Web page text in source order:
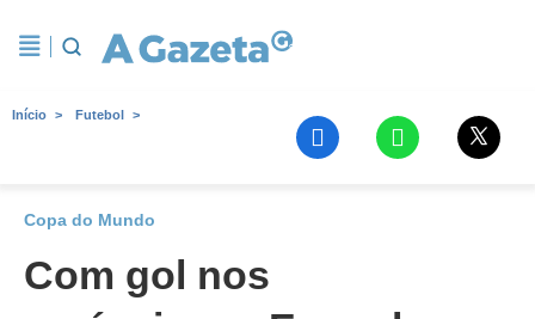
Início Futebol
Copa do Mundo
Com gol nos